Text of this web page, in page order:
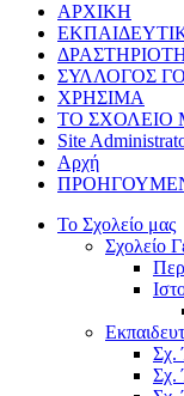
ΑΡΧΙΚΗ
ΣΥΛΛΟΓΟΣ
ΧΡΗΣΙΜΑ
ΤΟ ΣΧΟΛΕΙΟ
Site
Αρχή
Το Σχολείο μας
Σχολείο
Σχ.
Σχ.